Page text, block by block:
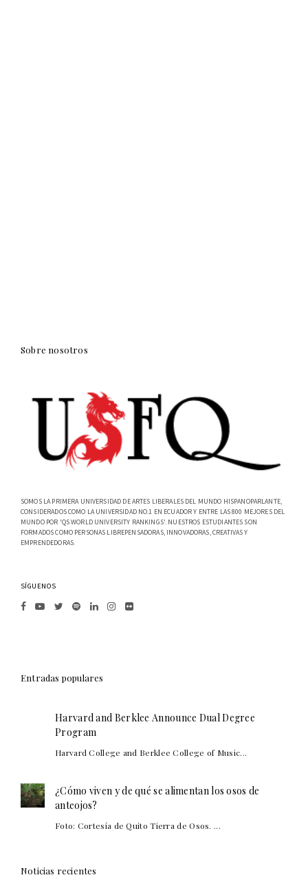
Sobre nosotros
SOMOS LA PRIMERA UNIVERSIDAD DE ARTES LIBERALES DEL MUNDO HISPANOPARLANTE,
CONSIDERADOS COMO LA UNIVERSIDAD NO.1 EN ECUADOR Y ENTRE LAS 800 MEJORES DEL
MUNDO POR 'QS WORLD UNIVERSITY RANKINGS'. NUESTROS ESTUDIANTES SON
FORMADOS COMO PERSONAS LIBREPENSADORAS, INNOVADORAS, CREATIVAS Y
EMPRENDEDORAS.
SÍGUENOS
Entradas populares
Harvard and Berklee Announce Dual Degree
Program
Harvard College and Berklee College of Music...
¿Cómo viven y de qué se alimentan los osos de
anteojos?
Foto: Cortesía de Quito Tierra de Osos. ...
Noticias recientes